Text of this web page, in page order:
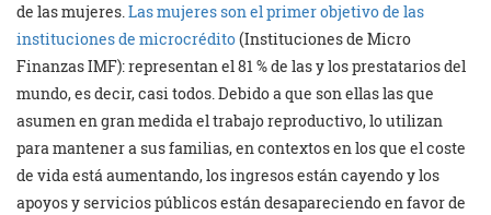
de las mujeres.Las mujeres son el primer objetivo de las
instituciones de microcrédito(Instituciones de Micro
Finanzas IMF): representan el 81 % de las y los prestatarios del
mundo, es decir, casi todos. Debido a que son ellas las que
asumen en gran medida el trabajo reproductivo, lo utilizan
para mantener a sus familias, en contextos en los que el coste
de vida está aumentando, los ingresos están cayendo y los
apoyos y servicios públicos están desapareciendo en favor de